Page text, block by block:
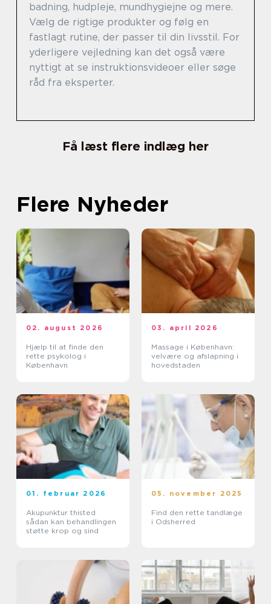
badning, hudpleje, mundhygiejne og mere.
Vælg de rigtige produkter og følg en
fastlagt rutine, der passer til din livsstil. For
yderligere vejledning kan det også være
nyttigt at se instruktionsvideoer eller søge
råd fra eksperter.
Få læst flere indlæg her
Flere Nyheder
02. august 2026
Hjælp til at finde den
rette psykolog i
København
03. april 2026
Massage i København:
velvære og afslapning i
hovedstaden
01. februar 2026
Akupunktur thisted
sådan kan behandlingen
støtte krop og sind
05. november 2025
Find den rette tandlæge
i Odsherred